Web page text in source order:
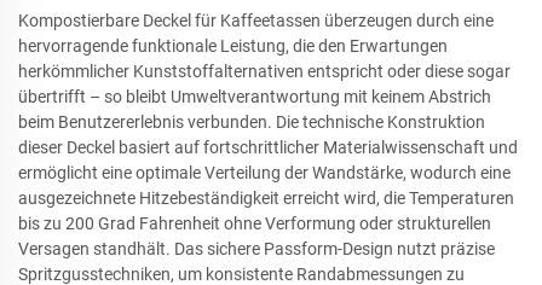
Kompostierbare Deckel für Kaffeetassen überzeugen durch eine
hervorragende funktionale Leistung, die den Erwartungen
herkömmlicher Kunststoffalternativen entspricht oder diese sogar
übertrifft – so bleibt Umweltverantwortung mit keinem Abstrich
beim Benutzererlebnis verbunden. Die technische Konstruktion
dieser Deckel basiert auf fortschrittlicher Materialwissenschaft und
ermöglicht eine optimale Verteilung der Wandstärke, wodurch eine
ausgezeichnete Hitzebeständigkeit erreicht wird, die Temperaturen
bis zu 200 Grad Fahrenheit ohne Verformung oder strukturellen
Versagen standhält. Das sichere Passform-Design nutzt präzise
Spritzgusstechniken, um konsistente Randabmessungen zu